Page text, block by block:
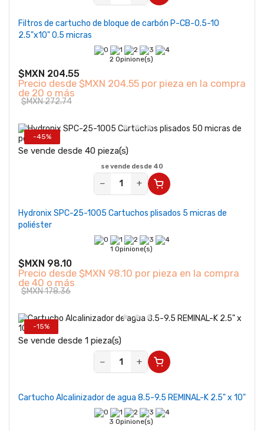
Filtros de cartucho de bloque de carbón P-CB-0.5-10
2.5"x10" 0.5 micras
2 Opinione(s)
$MXN 204.55
Precio desde $MXN 204.55 por pieza en la compra
de 20 o más
$MXN 272.74
-45%
Se vende desde 40 pieza(s)
se vende desde 40
− +
Hydronix SPC-25-1005 Cartuchos plisados 5 micras de
poliéster
1 Opinione(s)
$MXN 98.10
Precio desde $MXN 98.10 por pieza en la compra
de 40 o más
$MXN 178.36
-15%
Se vende desde 1 pieza(s)
−
+
Cartucho Alcalinizador de agua 8.5-9.5 REMINAL-K 2.5" x 10"
3 Opinione(s)